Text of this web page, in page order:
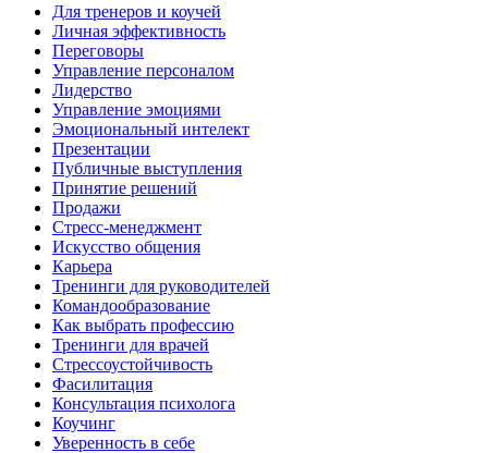
Для тренеров и коучей
Личная эффективность
Переговоры
Управление персоналом
Лидерство
Управление эмоциями
Эмоциональный интелект
Презентации
Публичные выступления
Принятие решений
Продажи
Стресс-менеджмент
Искусство общения
Карьера
Тренинги для руководителей
Командообразование
Как выбрать профессию
Тренинги для врачей
Стрессоустойчивость
Фасилитация
Консультация психолога
Коучинг
Уверенность в себе